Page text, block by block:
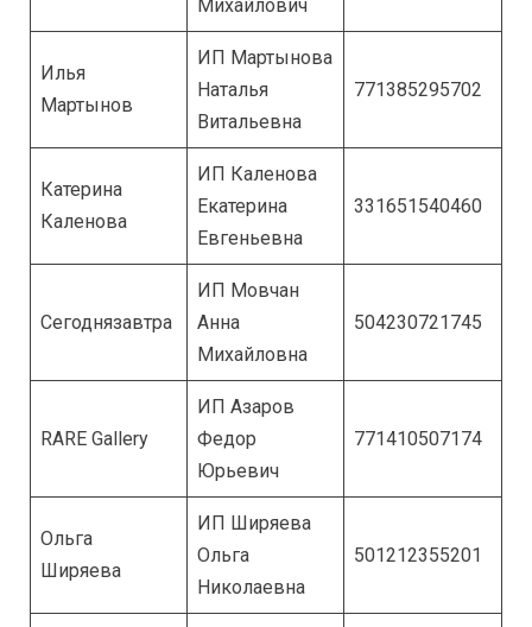
Михайлович
Илья
Мартынов
ИП Мартынова
Наталья
Витальевна
771385295702
Катерина
Каленова
ИП Каленова
Екатерина
Евгеньевна
331651540460
Сегоднязавтра
ИП Мовчан
Анна
Михайловна
504230721745
RARE Gallery
ИП Азаров
Федор
Юрьевич
771410507174
Ольга
Ширяева
ИП Ширяева
Ольга
Николаевна
501212355201